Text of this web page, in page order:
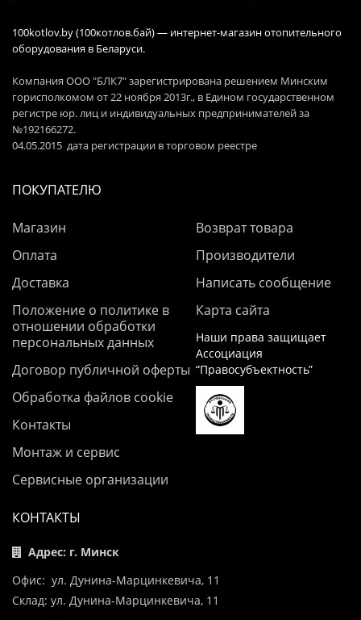
100kotlov.by (100котлов.бай) — интернет-магазин отопительного
оборудования в Беларуси.
Компания ООО "БЛК7" зарегистрирована решением Минским
горисполкомом от 22 ноября 2013г., в Едином государственном
регистре юр. лиц и индивидуальных предпринимателей за
№192166272.
04.05.2015 дата регистрации в торговом реестре
ПОКУПАТЕЛЮ
Магазин
Оплата
Доставка
Положение о политике в
отношении обработки
персональных данных
Договор публичной оферты
Обработка файлов cookie
Контакты
Монтаж и сервис
Сервисные организации
Возврат товара
Производители
Написать сообщение
Карта сайта
Наши права защищает
Ассоциация
“Правосубъектность”
КОНТАКТЫ
Адрес: г. Минск
Офис: ул. Дунина-Марцинкевича, 11
Склад: ул. Дунина-Марцинкевича, 11